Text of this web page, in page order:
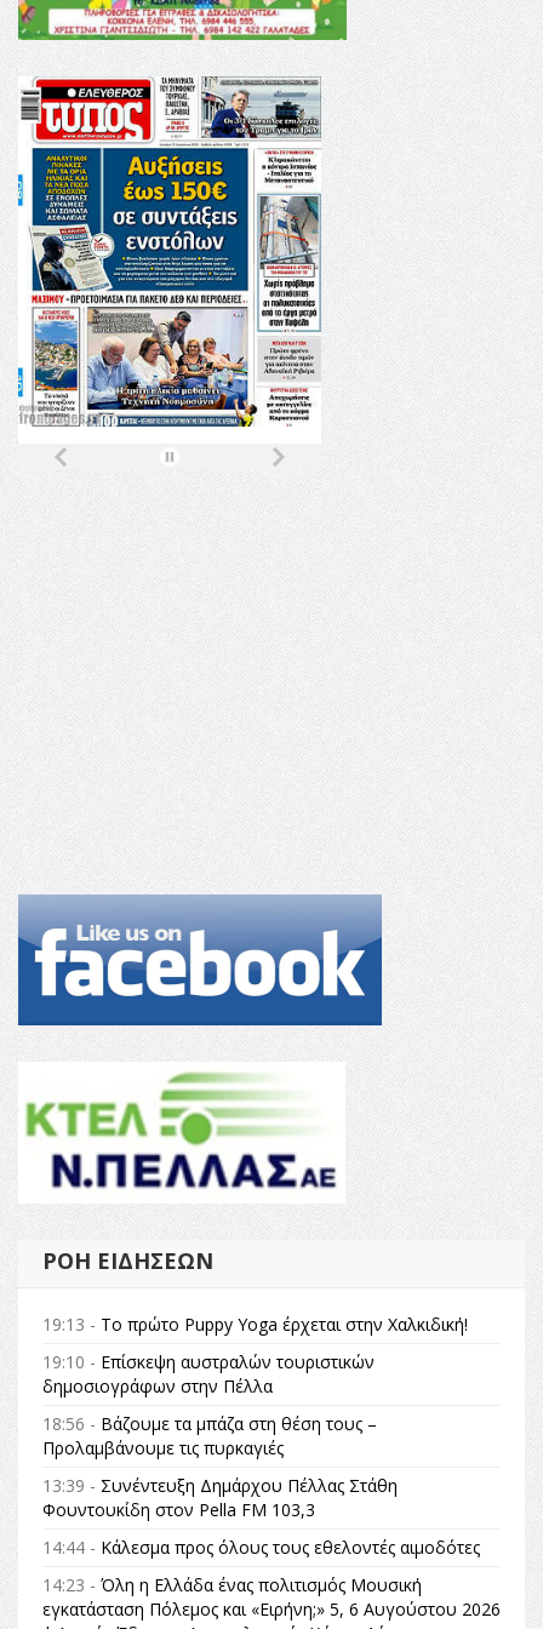
ΡΟΉ ΕΙΔΉΣΕΩΝ
19:13 - Το πρώτο Puppy Yoga έρχεται στην Χαλκιδική!
19:10 - Επίσκεψη αυστραλών τουριστικών
δημοσιογράφων στην Πέλλα
18:56 - Βάζουμε τα μπάζα στη θέση τους –
Προλαμβάνουμε τις πυρκαγιές
13:39 - Συνέντευξη Δημάρχου Πέλλας Στάθη
Φουντουκίδη στον Pella FM 103,3
14:44 - Κάλεσμα προς όλους τους εθελοντές αιμοδότες
14:23 - Όλη η Ελλάδα ένας πολιτισμός Μουσική
εγκατάσταση Πόλεμος και «Ειρήνη;» 5, 6 Αυγούστου 2026